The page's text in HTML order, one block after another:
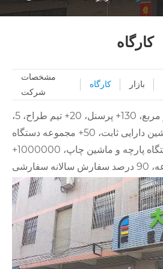
کارگاه
مشخصات
شرکت
کارگاه بازار
کارگاه 10، 800 متر مربع، 130+ پرسنل، 20+ تیم طراح، 5،
000، 000 دلار ماشین دارایی ثابت، 50+ مجموعه دستگاه
پردازش فلز، 100+ دستگاه پارچه و ماشین چاپ، 1000000+